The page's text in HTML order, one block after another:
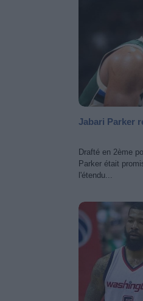
Jabari Parker
Drafté en 2ème
Parker était
l'étendu...